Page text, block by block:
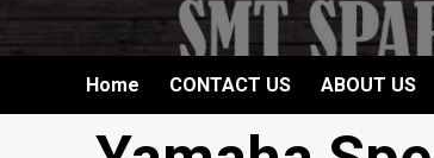
Home CONTACT US ABOUT US